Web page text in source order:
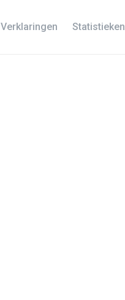
Verklaringen Statistieken